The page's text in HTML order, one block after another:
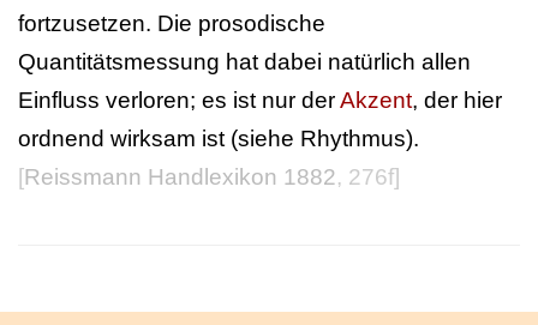
fortzusetzen. Die prosodische
Quantitätsmessung hat dabei natürlich allen
Einfluss verloren; es ist nur derAkzent, der hier
ordnend wirksam ist (siehe Rhythmus).
[Reissmann Handlexikon 1882, 276f]